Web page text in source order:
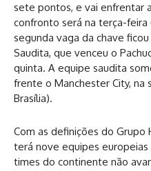
sete pontos, e vai enfrentar
confronto será na terça-feira
segunda vaga da chave
Saudita, que venceu o
quinta. A equipe saudita
frente o Manchester City, na
Brasília).
Com as definições do Grupo
terá nove equipes
times do continente não